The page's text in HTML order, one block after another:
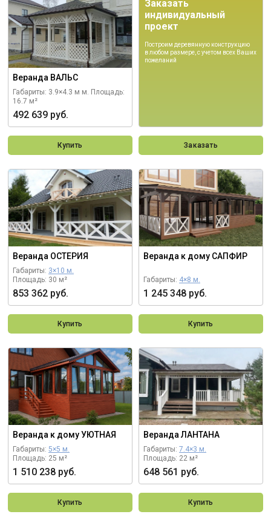
Веранда ВАЛЬС
Габариты: 3.9×4.3 м м. Площадь:
16.7 м²
492 639 руб.
Купить
Заказать
индивидуальный
проект
Построим деревянную конструкцию
в любом размере, с учетом всех Ваших
пожеланий
Заказать
Веранда ОСТЕРИЯ
Габариты: 3×10 м.
Площадь: 30 м²
853 362 руб.
Купить
Веранда к дому САПФИР
Габариты: 4×8 м.
1 245 348 руб.
Купить
Веранда к дому УЮТНАЯ
Габариты: 5×5 м.
Площадь: 25 м²
1 510 238 руб.
Купить
Веранда ЛАНТАНА
Габариты: 7.4×3 м.
Площадь: 22 м²
648 561 руб.
Купить